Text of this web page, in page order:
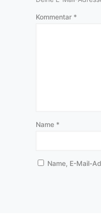
Kommentar *
Name *
Name, E-Mail-